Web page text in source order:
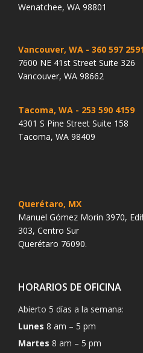
Wenatchee, WA 98801
Vancouver, WA - 360 597
7600 NE 41st Street Suite 326
Vancouver, WA 98662
Tacoma, WA - 253 590 4159
4301 S Pine Street Suite 158
Tacoma, WA 98409
Querétaro, MX
Manuel Gómez Morin 3970,
303, Centro Sur
Querétaro 76090.
HORARIOS DE OFICINA
Abierto 5 días a la semana:
Lunes 8 am – 5 pm
Martes 8 am – 5 pm